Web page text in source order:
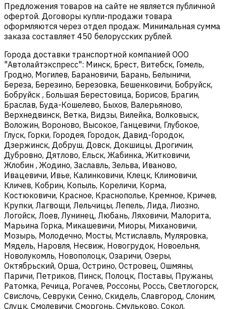
Предложения товаров на сайте не является публичной
офертой. Договоры купли-продажи товара
оформляются через отдел продаж. Минимальная сумма
заказа составляет 450 белорусских рублей.
Города доставки транспортной компанией ООО
"Автолайтэкспресс": Минск, Брест, Витебск, Гомель,
Гродно, Могилев, Барановичи, Барань, Белыничи,
Береза, Березино, Березовка, Бешенковичи, Бобруйск,
Бобруйск , Большая Берестовица, Борисов, Брагин,
Браслав, Буда-Кошелево, Быхов, Валерьяново,
Верхнедвинск, Ветка, Видзы, Вилейка, Волковыск,
Воложин, Вороново, Высокое, Ганцевичи, Глубокое,
Глуск, Горки, Городея, Городок, Давид-Городок,
Дзержинск, Добруш, Довск, Докшицы, Дрогичин,
Дубровно, Дятлово, Ельск, Жабинка, Житковичи,
Жлобин , Жодино, Заславль, Зельва, Иваново,
Ивацевичи, Ивье, Калинковичи, Клецк, Климовичи,
Кличев, Кобрин, Копыль, Кореличи, Корма,
Костюковичи, Красное, Краснополье, Кремное, Кричев,
Крупки, Лагвощи, Лельчицы, Лепель, Лида, Лиозно,
Логойск, Лоев, Лунинец, Любань, Ляховичи, Малорита,
Марьина Горка, Микашевичи, Миоры, Михановичи,
Мозырь, Молодечно, Мосты, Мстиславль, Муляровка,
Мядель, Наровля, Несвиж, Новогрудок, Новоельня,
Новолукомль, Новополоцк, Озаричи, Озеры,
Октябрьский, Орша, Острино, Островец, Ошмяны,
Паричи, Петриков, Пинск, Полоцк, Поставы, Пружаны,
Ратомка, Речица, Рогачев, Россоны, Россь, Светлогорск,
Свислочь, Севруки, Сенно, Скидель, Славгород, Слоним,
Слуцк, Смолевичи, Сморгонь, Смульково, Сокол,